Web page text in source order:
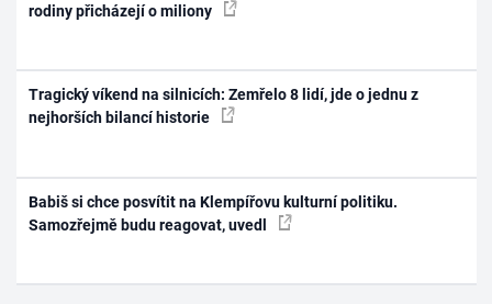
rodiny přicházejí o miliony
Tragický víkend na silnicích: Zemřelo 8 lidí, jde o jednu z
nejhorších bilancí historie
Babiš si chce posvítit na Klempířovu kulturní politiku.
Samozřejmě budu reagovat, uvedl